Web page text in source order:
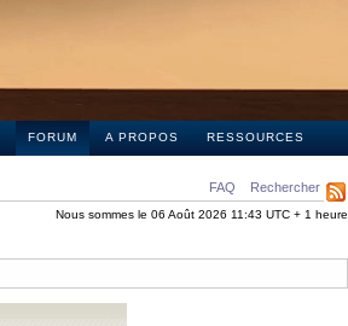
FORUM A PROPOS RESSOURCES
FAQ Rechercher
Nous sommes le 06 Août 2026 11:43 UTC + 1 heure